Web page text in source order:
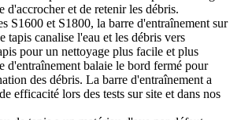
d'accrocher et de retenir les débris.
S1600 et S1800, la barre d'entraînement sur
tapis canalise l'eau et les débris vers
pour un nettoyage plus facile et plus
d'entraînement balaie le bord fermé pour
des débris. La barre d'entraînement a
efficacité lors des tests sur site et dans nos